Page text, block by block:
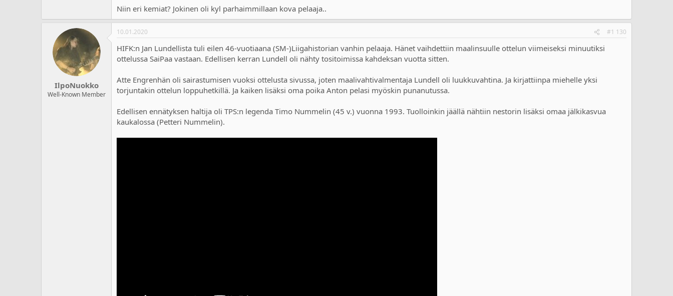
kuitenkaan joka kevät näe (oli sarja tai laji mikä tahansa).
Niin eri kemiat? Jokinen oli kyl parhaimmillaan kova pelaaja..
IlpoNuokko
Well-Known Member
10.01.2020 #1 130
HIFK:n Jan Lundellista tuli eilen 46-vuotiaana (SM-)Liigahistorian vanhin pelaaja. Hänet vaihdettiin maalinsuulle ottelun viimeiseksi minuutiksi
ottelussa SaiPaa vastaan. Edellisen kerran Lundell oli nähty tositoimissa kahdeksan vuotta sitten.
Atte Engrenhän oli sairastumisen vuoksi ottelusta sivussa, joten maalivahtivalmentaja Lundell oli luukkuvahtina. Ja kirjattiinpa miehelle yksi
torjuntakin ottelun loppuhetkillä. Ja kaiken lisäksi oma poika Anton pelasi myöskin punanutussa.
Edellisen ennätyksen haltija oli TPS:n legenda Timo Nummelin (45 v.) vuonna 1993. Tuolloinkin jäällä nähtiin nestorin lisäksi omaa jälkikasvua
kaukalossa (Petteri Nummelin).